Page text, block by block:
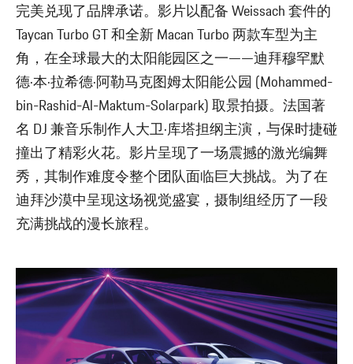
完美兑现了品牌承诺。影片以配备 Weissach 套件的
Taycan Turbo GT 和全新 Macan Turbo 两款车型为主
角，在全球最大的太阳能园区之一——迪拜穆罕默
德·本·拉希德·阿勒马克图姆太阳能公园 (Mohammed-
bin-Rashid-Al-Maktum-Solarpark) 取景拍摄。法国著
名 DJ 兼音乐制作人大卫·库塔担纲主演，与保时捷碰
撞出了精彩火花。影片呈现了一场震撼的激光编舞
秀，其制作难度令整个团队面临巨大挑战。为了在
迪拜沙漠中呈现这场视觉盛宴，摄制组经历了一段
充满挑战的漫长旅程。